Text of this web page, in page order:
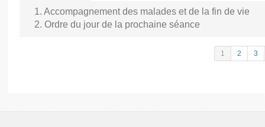
1. Accompagnement des malades et de la fin de vie
2. Ordre du jour de la prochaine séance
1 2 3